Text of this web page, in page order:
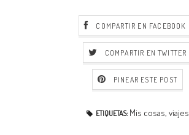
COMPARTIR EN FACEBOOK
COMPARTIR EN TWITTER
PINEAR ESTE POST
ETIQUETAS: Mis cosas, viajes